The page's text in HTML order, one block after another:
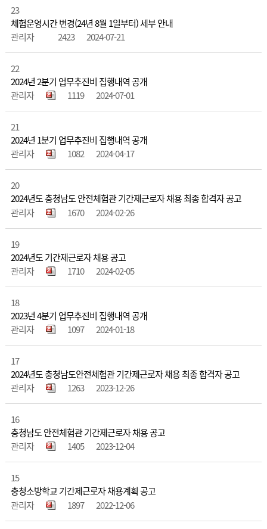
23
체험운영시간 변경(24년 8월 1일부터) 세부 안내
관리자
2423 2024-07-21
22
2024년 2분기 업무추진비 집행내역 공개
관리자
1119 2024-07-01
21
2024년 1분기 업무추진비 집행내역 공개
관리자
1082 2024-04-17
20
2024년도 충청남도 안전체험관 기간제근로자 채용 최종 합격자 공고
관리자
1670 2024-02-26
19
2024년도 기간제근로자 채용 공고
관리자
1710 2024-02-05
18
2023년 4분기 업무추진비 집행내역 공개
관리자
1097 2024-01-18
17
2024년도 충청남도안전체험관 기간제근로자 채용 최종 합격자 공고
관리자
1263 2023-12-26
16
충청남도 안전체험관 기간제근로자 채용 공고
관리자
1405 2023-12-04
15
충청소방학교 기간제근로자 채용계획 공고
관리자
1897 2022-12-06